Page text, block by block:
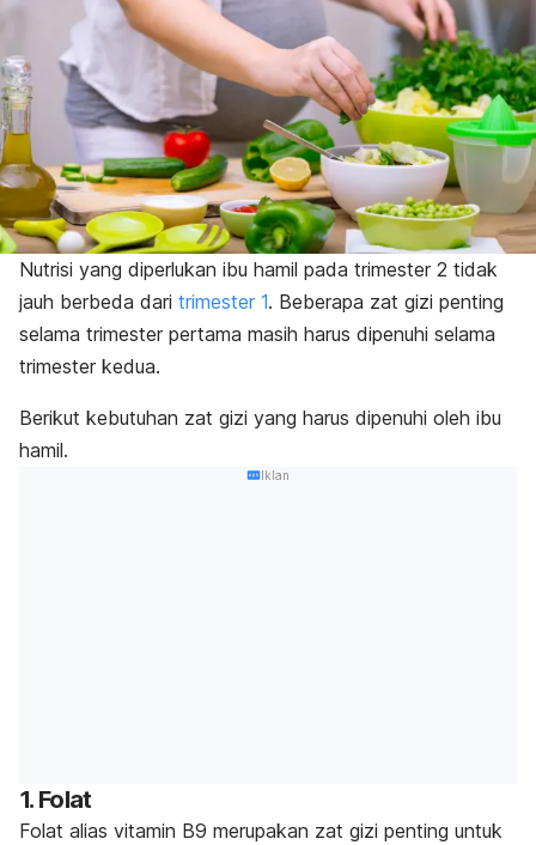
Nutrisi yang diperlukan ibu hamil pada trimester 2 tidak
jauh berbeda dari trimester 1. Beberapa zat gizi penting
selama trimester pertama masih harus dipenuhi selama
trimester kedua.
Berikut kebutuhan zat gizi yang harus dipenuhi oleh ibu
hamil.
Iklan
1. Folat
Folat alias vitamin B9 merupakan zat gizi penting untuk